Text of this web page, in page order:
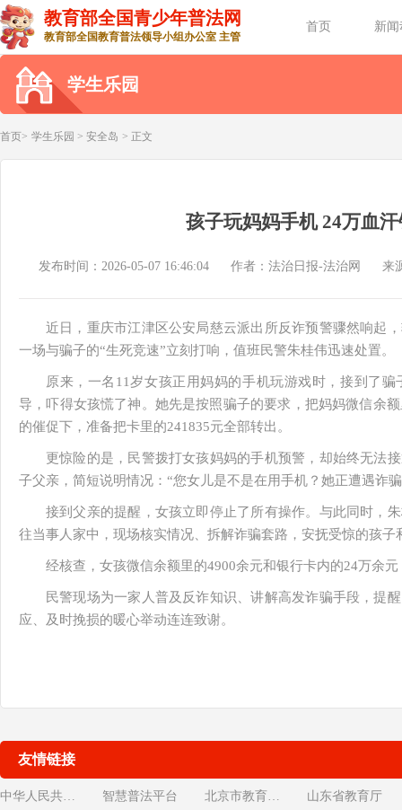
教育部全国青少年普法网
教育部全国教育普法领导小组办公室 主管
首页 新
学生乐园
首页> 学生乐园 > 安全岛 > 正文
孩子玩妈妈手机 24万血
发布时间：2026-05-07 16:46:04 作者：法治日报-法治网 来
近日，重庆市江津区公安局慈云派出所反诈预警骤然响起
一场与骗子的“生死竞速”立刻打响，值班民警朱桂伟迅速处置。
原来，一名11岁女孩正用妈妈的手机玩游戏时，接到了
导，吓得女孩慌了神。她先是按照骗子的要求，把妈妈微信余
的催促下，准备把卡里的241835元全部转出。
更惊险的是，民警拨打女孩妈妈的手机预警，却始终无法
子父亲，简短说明情况：“您女儿是不是在用手机？她正遭遇诈
接到父亲的提醒，女孩立即停止了所有操作。与此同时，
往当事人家中，现场核实情况、拆解诈骗套路，安抚受惊的孩子
经核查，女孩微信余额里的4900余元和银行卡内的24万余
民警现场为一家人普及反诈知识、讲解高发诈骗手段，提
应、及时挽损的暖心举动连连致谢。
友情链接
中华人民共和国教育部 智慧普法平台 北京市教育委员会 山东省教育厅